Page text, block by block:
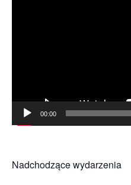
00:00
Nadchodzące wydarzenia